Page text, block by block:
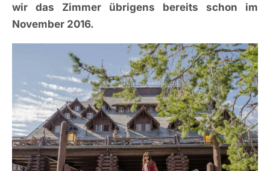
wir das Zimmer übrigens bereits schon im
November 2016.